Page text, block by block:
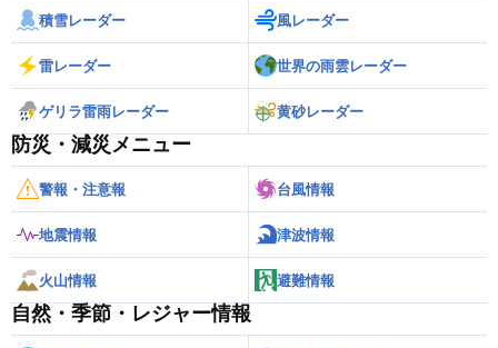
積雪レーダー 風レーダー
雷レーダー 世界の雨雲レーダー
ゲリラ雷雨レーダー 黄砂レーダー
防災・減災メニュー
警報・注意報 台風情報
地震情報 津波情報
火山情報 避難情報
自然・季節・レジャー情報